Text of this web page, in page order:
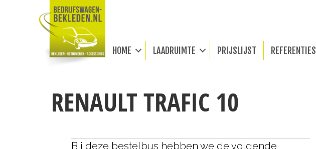
HOME LAADRUIMTE PRIJSLIJST REFERENTIES
RENAULT TRAFIC 10
Bij deze bestelbus hebben we de volgende